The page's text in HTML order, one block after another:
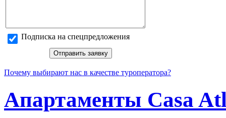
Подписка на спецпредложения
Почему выбирают нас в качестве туроператора?
Апартаменты Casa